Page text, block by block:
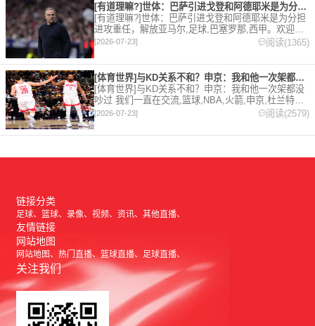
[有道理嘛?]世体：巴萨引进戈登和阿德耶米是为分担进攻重任，
[有道理嘛?]世体：巴萨引进戈登和阿德耶米是为分担
进攻重任，解放亚马尔,足球,巴塞罗那,西甲。欢迎收
藏本站，24小时为你更新最新的足球，篮球体育资
[2026-07-23] 阅读(1365)
[体育世界]与KD关系不和？申京：我和他一次架都没吵过 我们
[体育世界]与KD关系不和？申京：我和他一次架都没
吵过 我们一直在交流,篮球,NBA,火箭,申京,杜兰特。
欢迎收藏本站，24小时为你更新最新的足球，篮球体
育资讯。
[2026-07-23] 阅读(2579)
链接分类
足球 篮球 录像 视频 资讯 其他直播
友情链接
网站地图
网站地图 热门直播 篮球直播 足球直播
关注我们